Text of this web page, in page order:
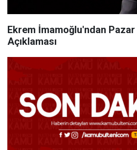
Ekrem İmamoğlu'ndan Pazar
Açıklaması